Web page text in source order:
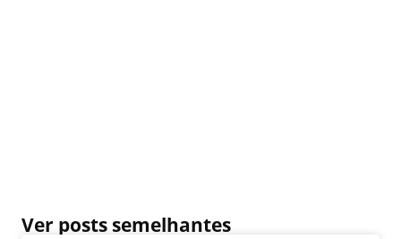
Ver posts semelhantes